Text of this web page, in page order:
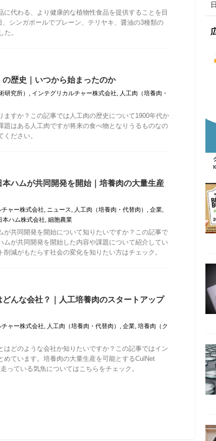
に代わる、より健康的な植物性食品を提供することを目
シンガポールでプレーン、テリヤキ、醤油の3種類の
。
歴史｜いつから始まったのか
研究所） , インテグリカルチャー株式会社, 人工肉（培養肉・
ますか？この記事では人工肉の歴史について1900年代か
題はある人工肉ですが将来の食べ物となりうるものなの
ださい。
ハムが共同開発を開始｜培養肉の大量生産
ャー株式会社, ニュース, 人工肉（培養肉・代替肉） , 企業,
本ハム株式会社, 細胞農業
が共同開発を開始について知りたいですか？この記事で
ムが共同開発を開始した内容や課題について紹介してい
減がもたらす社会の変化を知りたい方はチェック。
んな会社？｜人工培養肉のスタートアップ
ャー株式会社, 人工肉（培養肉・代替肉） , 企業, 培養肉（ク
はどのような会社か知りたいですか？この記事ではイン
めています。培養肉の大量生産を可能とするCulNet
っている気魚についてはこちらをチェック。